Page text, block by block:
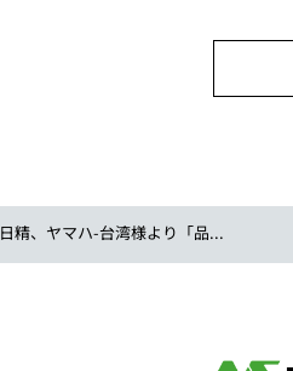
日精、ヤマハ-台湾様より「品...